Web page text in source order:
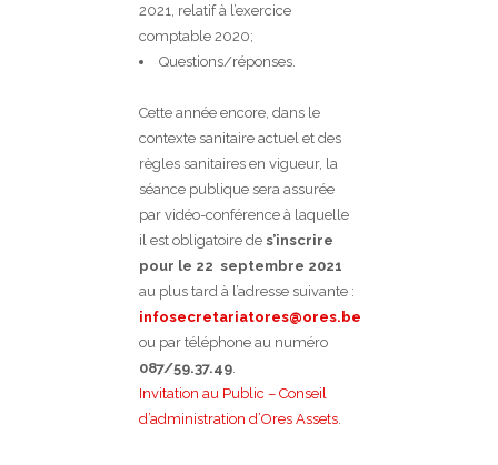
2021, relatif à l’exercice
comptable 2020;
Questions/réponses.
Cette année encore, dans le
contexte sanitaire actuel et des
règles sanitaires en vigueur, la
séance publique sera assurée
par vidéo-conférence à laquelle
il est obligatoire de s’inscrire
pour le 22 septembre 2021
au plus tard à l’adresse suivante :
infosecretariatores@ores.be
ou par téléphone au numéro
087/59.37.49.
Invitation au Public – Conseil
d’administration d’Ores Assets.